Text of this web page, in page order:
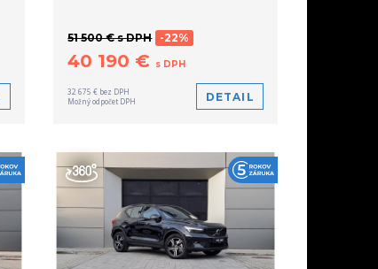
51 500 € s DPH -22%
40 190 € s DPH
32 675 € bez DPH
Možný odpočet DPH
DETAIL